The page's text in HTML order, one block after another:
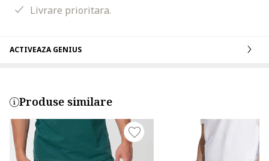
Livrare prioritara.
ACTIVEAZA GENIUS
Produse similare